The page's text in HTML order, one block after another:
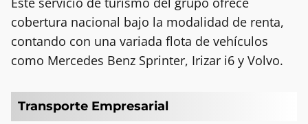
cobertura nacional bajo la modalidad de renta,
contando con una variada flota de vehículos
como Mercedes Benz Sprinter, Irizar i6 y Volvo.
Transporte Empresarial